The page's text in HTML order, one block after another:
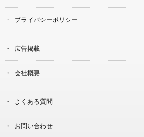
プライバシーポリシー
広告掲載
会社概要
よくある質問
お問い合わせ